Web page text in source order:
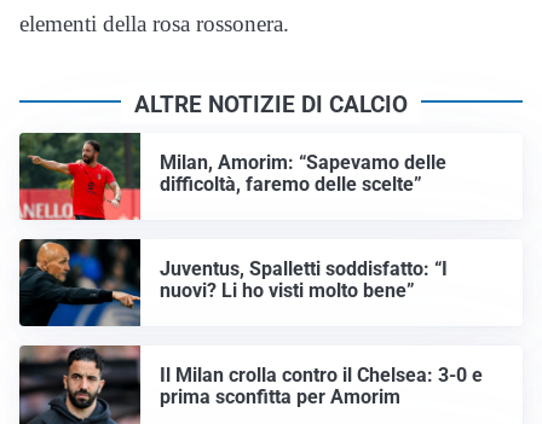
elementi della rosa rossonera.
ALTRE NOTIZIE DI CALCIO
Milan, Amorim: “Sapevamo delle
difficoltà, faremo delle scelte”
Juventus, Spalletti soddisfatto: “I
nuovi? Li ho visti molto bene”
Il Milan crolla contro il Chelsea: 3-0 e
prima sconfitta per Amorim